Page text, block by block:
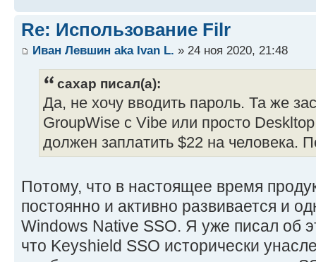
Re: Использование Filr
Иван Левшин aka Ivan L. » 24 ноя 2020, 21:48
caxap писал(а):
Да, не хочу вводить пароль. Та же
GroupWise с Vibe или просто
должен заплатить $22 на человека.
Потому, что в настоящее время
постоянно и активно развивается и
Windows Native SSO. Я уже писал об
что Keyshield SSO исторически